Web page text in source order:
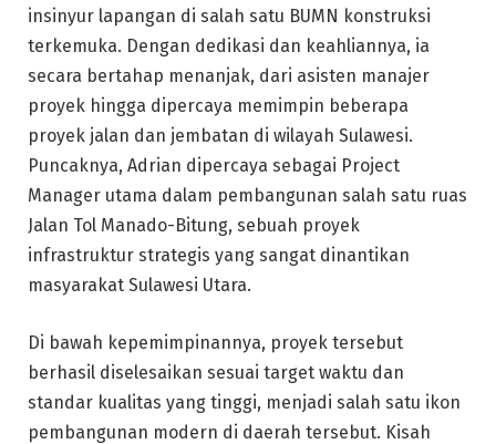
insinyur lapangan di salah satu BUMN konstruksi
terkemuka. Dengan dedikasi dan keahliannya, ia
secara bertahap menanjak, dari asisten manajer
proyek hingga dipercaya memimpin beberapa
proyek jalan dan jembatan di wilayah Sulawesi.
Puncaknya, Adrian dipercaya sebagai Project
Manager utama dalam pembangunan salah satu ruas
Jalan Tol Manado-Bitung, sebuah proyek
infrastruktur strategis yang sangat dinantikan
masyarakat Sulawesi Utara.
Di bawah kepemimpinannya, proyek tersebut
berhasil diselesaikan sesuai target waktu dan
standar kualitas yang tinggi, menjadi salah satu ikon
pembangunan modern di daerah tersebut. Kisah